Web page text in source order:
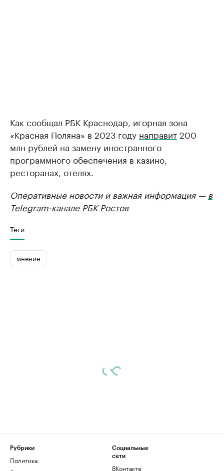
Как сообщал РБК Краснодар, игорная зона
«Красная Поляна» в 2023 году направит 200
млн рублей на замену иностранного
программного обеспечения в казино,
ресторанах, отелях.
Оперативные новости и важная информация — в
Telegram-канале РБК Ростов
Теги
мнение
Рубрики
Политика
Социальные
сети
ВКонтакте